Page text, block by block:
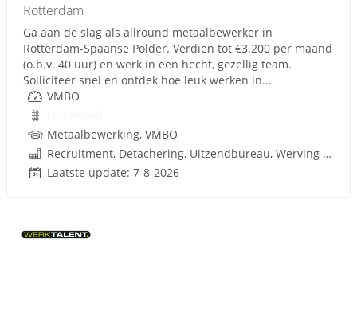
Rotterdam
Ga aan de slag als allround metaalbewerker in
Rotterdam-Spaanse Polder. Verdien tot €3.200 per maand
(o.b.v. 40 uur) en werk in een hecht, gezellig team.
Solliciteer snel en ontdek hoe leuk werken in...
VMBO
Metaalbewerking, VMBO
Recruitment, Detachering, Uitzendbureau, Werving en Selectie
Laatste update: 7-8-2026